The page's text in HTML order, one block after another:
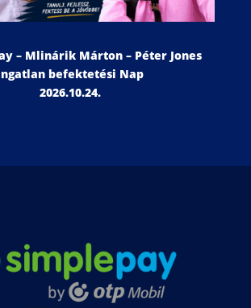
– Mlinárik Márton – Péter Jones
befektetési Nap
2026.10.24.